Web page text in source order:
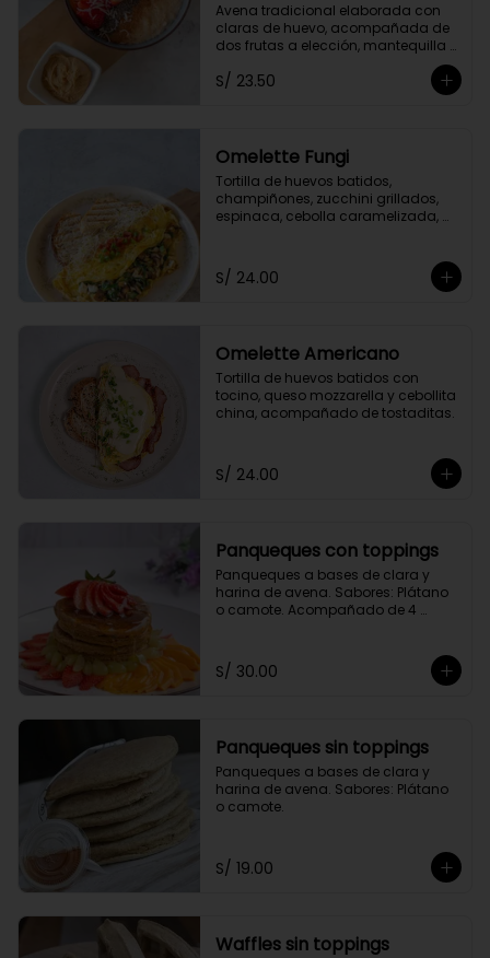
Avena tradicional elaborada con
claras de huevo, acompañada de
dos frutas a elección, mantequilla
de maní, coco rallado, semillas de
chia y un toque de canela.
S/ 23.50
Omelette Fungi
Tortilla de huevos batidos,
champiñones, zucchini grillados,
espinaca, cebolla caramelizada,
S/ 24.00
Omelette Americano
Tortilla de huevos batidos con
tocino, queso mozzarella y cebollita
china, acompañado de tostaditas.
S/ 24.00
Panqueques con toppings
Panqueques a bases de clara y
harina de avena. Sabores: Plátano
o camote. Acompañado de 4
S/ 30.00
Panqueques sin toppings
Panqueques a bases de clara y
harina de avena. Sabores: Plátano
o camote.
S/ 19.00
Waffles sin toppings